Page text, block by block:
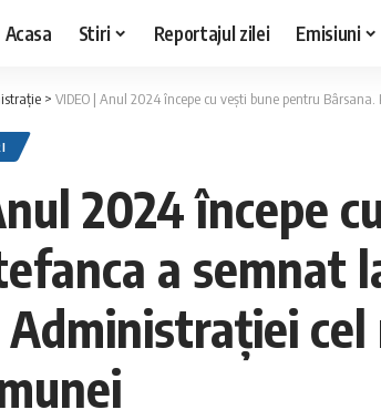
Acasa Stiri Reportajul zilei Emisiuni
> VIDEO | Anul 2024 începe cu vești bune pentru Bârsana.
2024 începe
a
Administrației